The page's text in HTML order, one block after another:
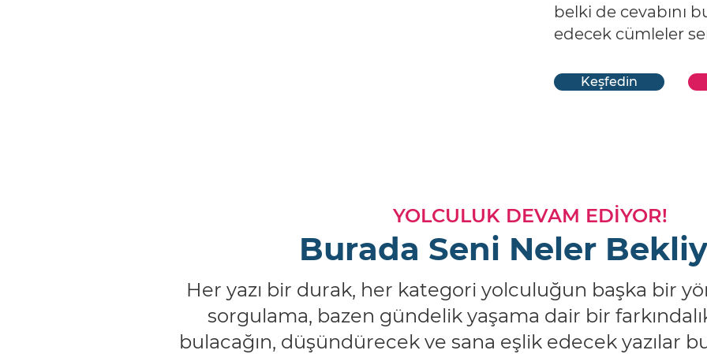
belki de cevabını
edecek cümleler
Keşfedin
YOLCULUK DEVAM EDİYOR!
Burada Seni Neler
Her yazı bir durak, her kategori yolculuğun başka bir
sorgulama, bazen gündelik yaşama dair bir
bulacağın, düşündürecek ve sana eşlik edecek yazılar